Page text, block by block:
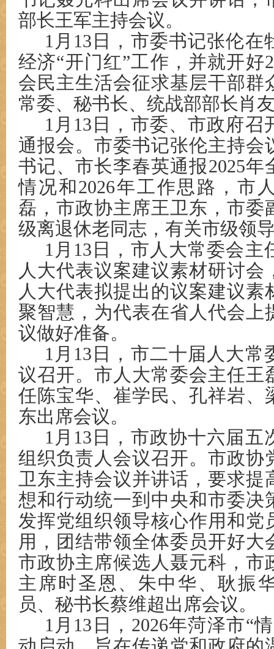
部长王军主持会议。
1月13日，市委书记张伦在
经济“开门红”工作，并就开好
会民主生活会征求基层干部群
常委、秘书长、统战部部长肖
1月13日，市委、市政府召
通报会。市委书记张伦主持会
书记、市长李春英通报2025年
情况和2026年工作思路，市
磊，市政协主席王卫东，市委
级离退休老同志，有关市级领
1月13日，市人大常委会主
人大代表议案建议素材研讨会
人大代表拟提出的议案建议素
聚智慧，为代表在省人代会上
议做好准备。
1月13日，市二十届人大常
议召开。市人大常委会主任王
任陈宝华、崔学民、孔祥岩、
东出席会议。
1月13日，市政协十六届五
组织负责人会议召开。市政协
卫东主持会议并讲话，要求提
想和行动统一到中央和市委决
发挥党组织领导核心作用和党
用，团结带领全体委员开好大
市政协主席候选人聂元科，市
主席时圣恩、朱中华、耿振
员、秘书长蔡维超出席会议。
1月13日，2026年菏泽市“